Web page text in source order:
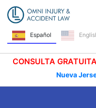
Saltar navegación
Español
CONSULTA GRATUITA
Nueva